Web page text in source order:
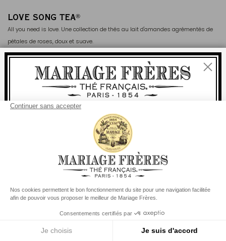
Compte
LOVE SONG TEA®
All you need is love. Une collection de thés au lait d'amandes agrémentés de
pétales de roses, doux et suave.
Fermer
Bienvenue
Pour tout achat, lalivraisonrapide est
à partir de 60 € en France Métropolitaine
à partir de 150 €pour le reste du monde
Votre pays de livraison est défini surEtats-Unis